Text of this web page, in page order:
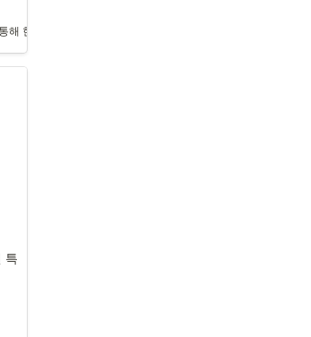
이스를 구축했습니다. 중앙화된 고객 데이터 허브를 통해
해 현장 관리, 고객 관리, 재무 및 운영을 통합 관리하는 프로
습니다. CRM 시스템과 프로젝트 관리 보드를 통해 클
특